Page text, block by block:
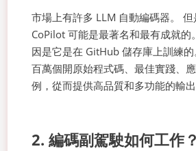
市場上有許多 LLM 自動編碼器。
CoPilot 可能是最著名和最有成就的
因是它是在 GitHub 儲存庫上訓練
百萬個開原始程式碼、最佳實踐、
例，從而提供高品質和多功能的輸出
2. 編碼副駕駛如何工作？